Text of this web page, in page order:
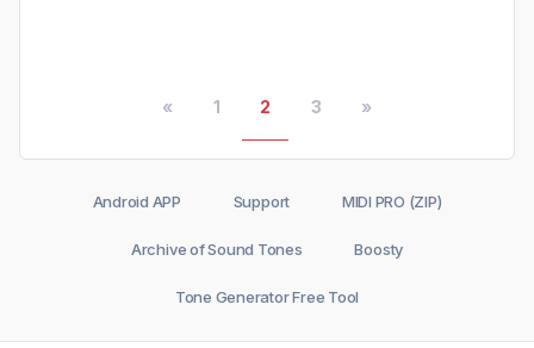
« 1 2 3 »
Android APP Support MIDI PRO (ZIP)
Archive of Sound Tones Boosty
Tone Generator Free Tool